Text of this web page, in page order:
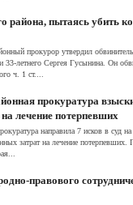
района, пытаясь убить
прокурор утвердил
33-летнего Сергея Гусынина. Он
ч. 1 ст....
прокуратура
лечение потерпевших
направила 7 исков в суд
затрат на лечение потерпевших.
правового